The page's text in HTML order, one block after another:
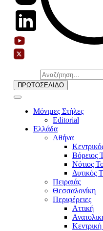
Αναζήτηση
για:
ΠΡΩΤΟΣΕΛΙΔΟ
Μόνιμες Στήλες
Editorial
Ελλάδα
Αθήνα
Βόρειος
Νότιος
Δυτικός
Πειραιάς
Θεσσαλονίκη
Περιφέρειες
Αττική